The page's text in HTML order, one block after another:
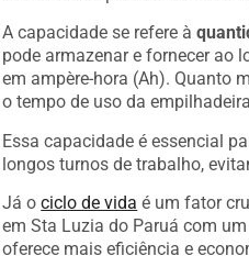
A capacidade se refere à
pode armazenar e fornecer ao
em ampère-hora (Ah). Quanto
o tempo de uso da
Essa capacidade é essencial
longos turnos de trabalho,
Já ociclo de vida é um fator
em Sta Luzia do Paruá com
oferece mais eficiência e